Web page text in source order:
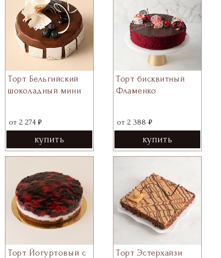
Торт Бельгийский
шоколадный мини
от 2 274 ₽
купить
Торт бисквитный
Фламенко
от 2 388 ₽
купить
Торт Йогуртовый с
Торт Эстерхайзи